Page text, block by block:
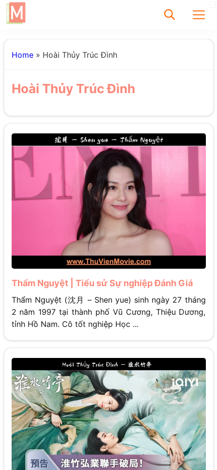
được tìm thấy
Home» Hoài Thủy Trúc Đình
Hoài Thủy Trúc Đình
Thẩm Nguyệt | Tiểu sử Sự nghiệp Đánh Giá
Thẩm Nguyệt (沈月 – Shen yue) sinh ngày 27 tháng
2 năm 1997 tại thành phố Vũ Cương, Thiệu Dương,
tỉnh Hồ Nam. Cô tốt nghiệp Học ...